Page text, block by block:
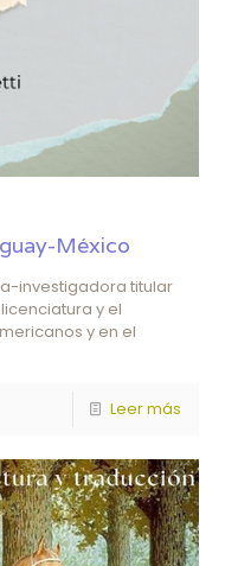
México
investigadora titular
y el
y en el
Leer más